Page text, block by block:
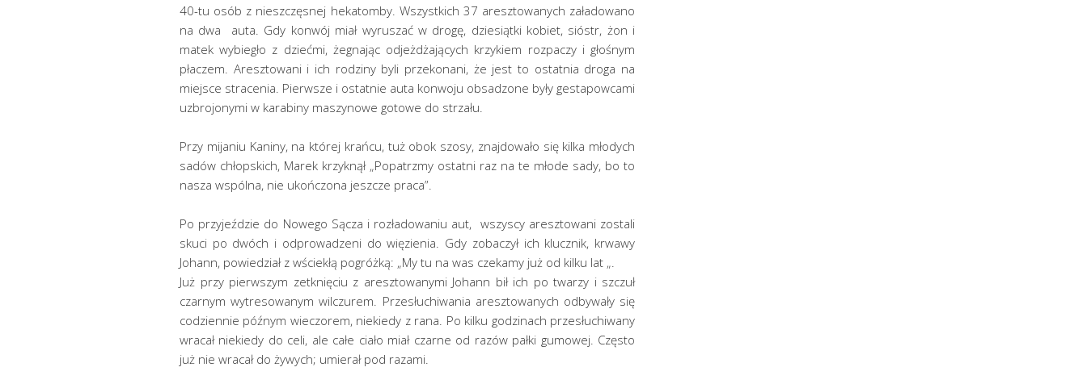
40-tu osób z nieszczęsnej hekatomby. Wszystkich 37 aresztowanych załadowano
na dwa auta. Gdy konwój miał wyruszać w drogę, dziesiątki kobiet, sióstr, żon i
matek wybiegło z dziećmi, żegnając odjeżdżających krzykiem rozpaczy i głośnym
płaczem. Aresztowani i ich rodziny byli przekonani, że jest to ostatnia droga na
miejsce stracenia. Pierwsze i ostatnie auta konwoju obsadzone były gestapowcami
uzbrojonymi w karabiny maszynowe gotowe do strzału.
Przy mijaniu Kaniny, na której krańcu, tuż obok szosy, znajdowało się kilka młodych
sadów chłopskich, Marek krzyknął „Popatrzmy ostatni raz na te młode sady, bo to
nasza wspólna, nie ukończona jeszcze praca”.
Po przyjeździe do Nowego Sącza i rozładowaniu aut, wszyscy aresztowani zostali
skuci po dwóch i odprowadzeni do więzienia. Gdy zobaczył ich klucznik, krwawy
Johann, powiedział z wściekłą pogróżką: „My tu na was czekamy już od kilku lat „.
Już przy pierwszym zetknięciu z aresztowanymi Johann bił ich po twarzy i szczuł
czarnym wytresowanym wilczurem. Przesłuchiwania aresztowanych odbywały się
codziennie późnym wieczorem, niekiedy z rana. Po kilku godzinach przesłuchiwany
wracał niekiedy do celi, ale całe ciało miał czarne od razów pałki gumowej. Często
już nie wracał do żywych; umierał pod razami.